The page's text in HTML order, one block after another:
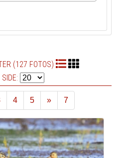
(127 FOTOS)
4 5
»
Næste
7